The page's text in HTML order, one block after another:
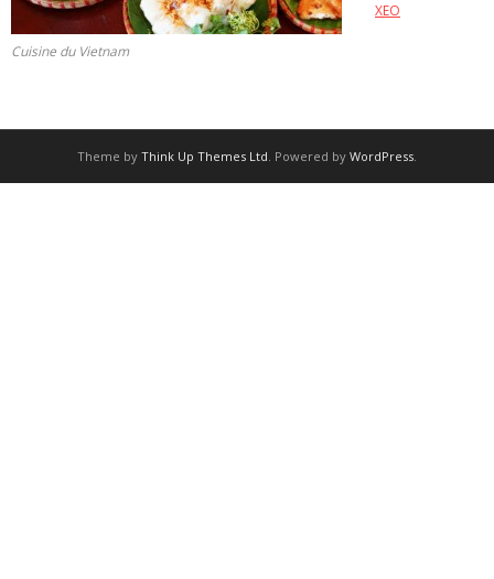
Cuisine du Vietnam
XEO
Theme by Think Up Themes Ltd. Powered by WordPress.